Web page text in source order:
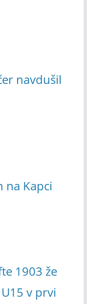
navdušil
na Kapci
1903 že
v prvi